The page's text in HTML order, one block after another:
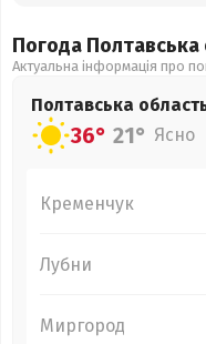
Погода Полтавська
Актуальна інформація про
Полтавська
36° 21° Ясно
Кременчук
Лубни
Миргород